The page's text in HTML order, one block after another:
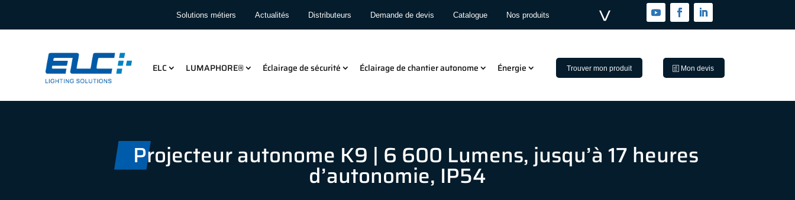
Solutions métiers Actualités Distributeurs Demande de devis Catalogue Nos produits
ELC LUMAPHORE® Éclairage de sécurité Éclairage de chantier autonome Énergie Trouver mon produit Mon devis
Projecteur autonome K9 | 6 600 Lumens, jusqu’à 17 heures
d’autonomie, IP54